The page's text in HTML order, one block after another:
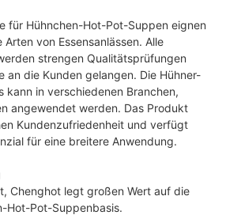
für Hühnchen-Hot-Pot-Suppen eignen
von Essensanlässen. Alle
strengen Qualitätsprüfungen
an die Kunden gelangen. Die Hühner-
kann in verschiedenen Branchen,
angewendet werden. Das Produkt
Kundenzufriedenheit und verfügt
für eine breitere Anwendung.
Chenghot legt großen Wert auf die
Hot-Pot-Suppenbasis.